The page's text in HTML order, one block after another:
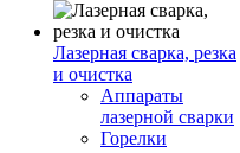
Лазерная сварка, резка
и очистка
Аппараты
лазерной сварки
Горелки